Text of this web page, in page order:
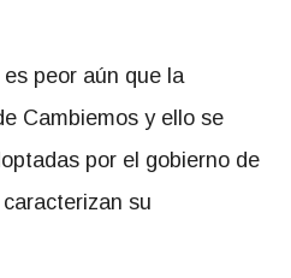
peor aún que la
Cambiemos y ello se
por el gobierno de
su